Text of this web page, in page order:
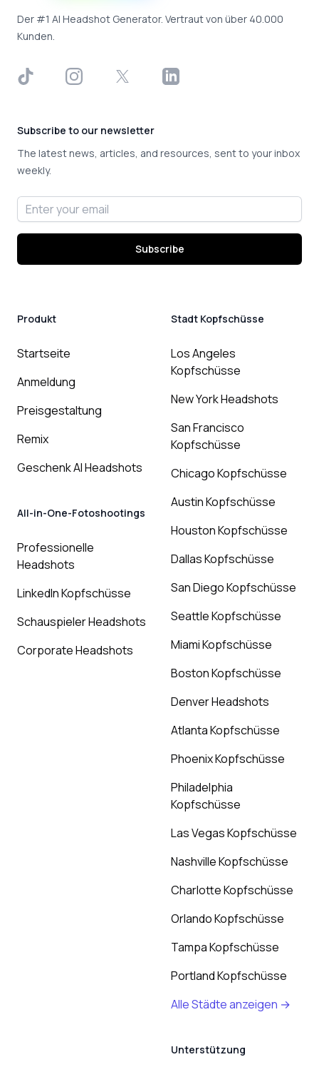
Der #1 AI Headshot Generator. Vertraut von über 40.000
Kunden.
TikTok InstagramX LinkedIn
Subscribe to our newsletter
The latest news, articles, and resources, sent to your inbox
weekly.
Email address
Subscribe
Produkt
Startseite
Anmeldung
Preisgestaltung
Remix
Geschenk AI Headshots
All-in-One-Fotoshootings
Professionelle
Headshots
LinkedIn Kopfschüsse
Schauspieler Headshots
Corporate Headshots
Stadt Kopfschüsse
Los Angeles
Kopfschüsse
New York Headshots
San Francisco
Kopfschüsse
Chicago Kopfschüsse
Austin Kopfschüsse
Houston Kopfschüsse
Dallas Kopfschüsse
San Diego Kopfschüsse
Seattle Kopfschüsse
Miami Kopfschüsse
Boston Kopfschüsse
Denver Headshots
Atlanta Kopfschüsse
Phoenix Kopfschüsse
Philadelphia
Kopfschüsse
Las Vegas Kopfschüsse
Nashville Kopfschüsse
Charlotte Kopfschüsse
Orlando Kopfschüsse
Tampa Kopfschüsse
Portland Kopfschüsse
Alle Städte anzeigen →
Unterstützung